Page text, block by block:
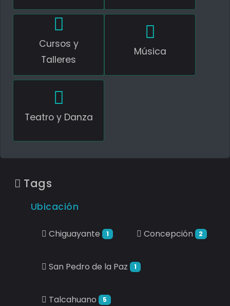
Cursos y
Talleres
Música
Teatro y Danza
Tags
Ubicación
Chiguayante 1 Concepción 2
San Pedro de la Paz 1
Talcahuano 5